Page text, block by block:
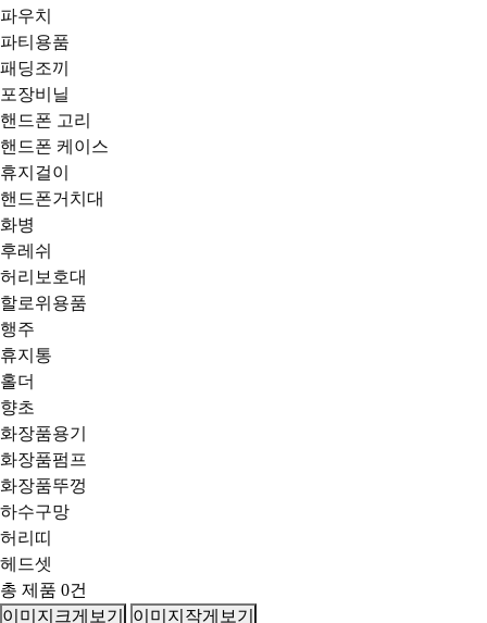
파우치
파티용품
패딩조끼
포장비닐
핸드폰 고리
핸드폰 케이스
휴지걸이
핸드폰거치대
화병
후레쉬
허리보호대
할로위용품
행주
휴지통
홀더
향초
화장품용기
화장품펌프
화장품뚜껑
하수구망
허리띠
헤드셋
총 제품 0건
이미지크게보기
이미지작게보기